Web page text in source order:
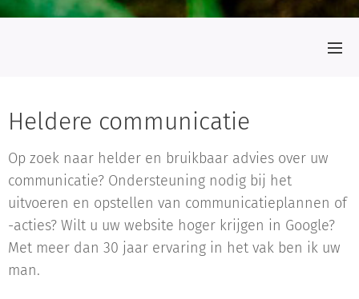
Heldere communicatie
Op zoek naar helder en bruikbaar advies over uw
communicatie? Ondersteuning nodig bij het
uitvoeren en opstellen van communicatieplannen of
-acties? Wilt u uw website hoger krijgen in Google?
Met meer dan 30 jaar ervaring in het vak ben ik uw
man.